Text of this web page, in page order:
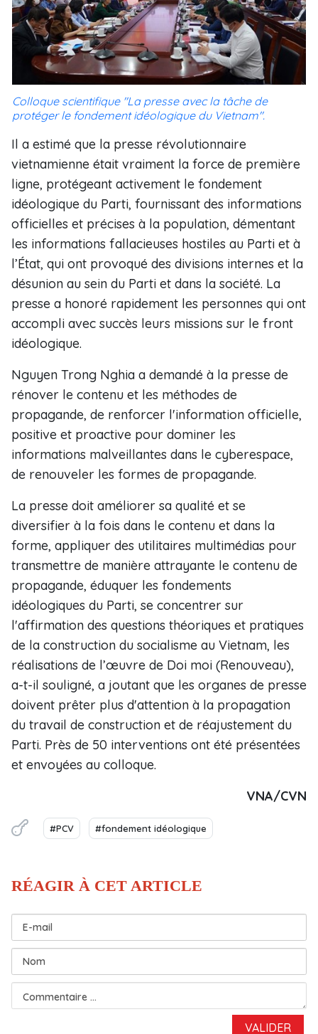
Colloque scientifique "La presse avec la tâche de
protéger le fondement idéologique du Vietnam".
Il a estimé que la presse révolutionnaire
vietnamienne était vraiment la force de première
ligne, protégeant activement le fondement
idéologique du Parti, fournissant des informations
officielles et précises à la population, démentant
les informations fallacieuses hostiles au Parti et à
l’État, qui ont provoqué des divisions internes et la
désunion au sein du Parti et dans la société. La
presse a honoré rapidement les personnes qui ont
accompli avec succès leurs missions sur le front
idéologique.
Nguyen Trong Nghia a demandé à la presse de
rénover le contenu et les méthodes de
propagande, de renforcer l'information officielle,
positive et proactive pour dominer les
informations malveillantes dans le cyberespace,
de renouveler les formes de propagande.
La presse doit améliorer sa qualité et se
diversifier à la fois dans le contenu et dans la
forme, appliquer des utilitaires multimédias pour
transmettre de manière attrayante le contenu de
propagande, éduquer les fondements
idéologiques du Parti, se concentrer sur
l'affirmation des questions théoriques et pratiques
de la construction du socialisme au Vietnam, les
réalisations de l’œuvre de Doi moi (Renouveau),
a-t-il souligné, a joutant que les organes de presse
doivent prêter plus d'attention à la propagation
du travail de construction et de réajustement du
Parti. Près de 50 interventions ont été présentées
et envoyées au colloque.
VNA/CVN
#PCV #fondement idéologique